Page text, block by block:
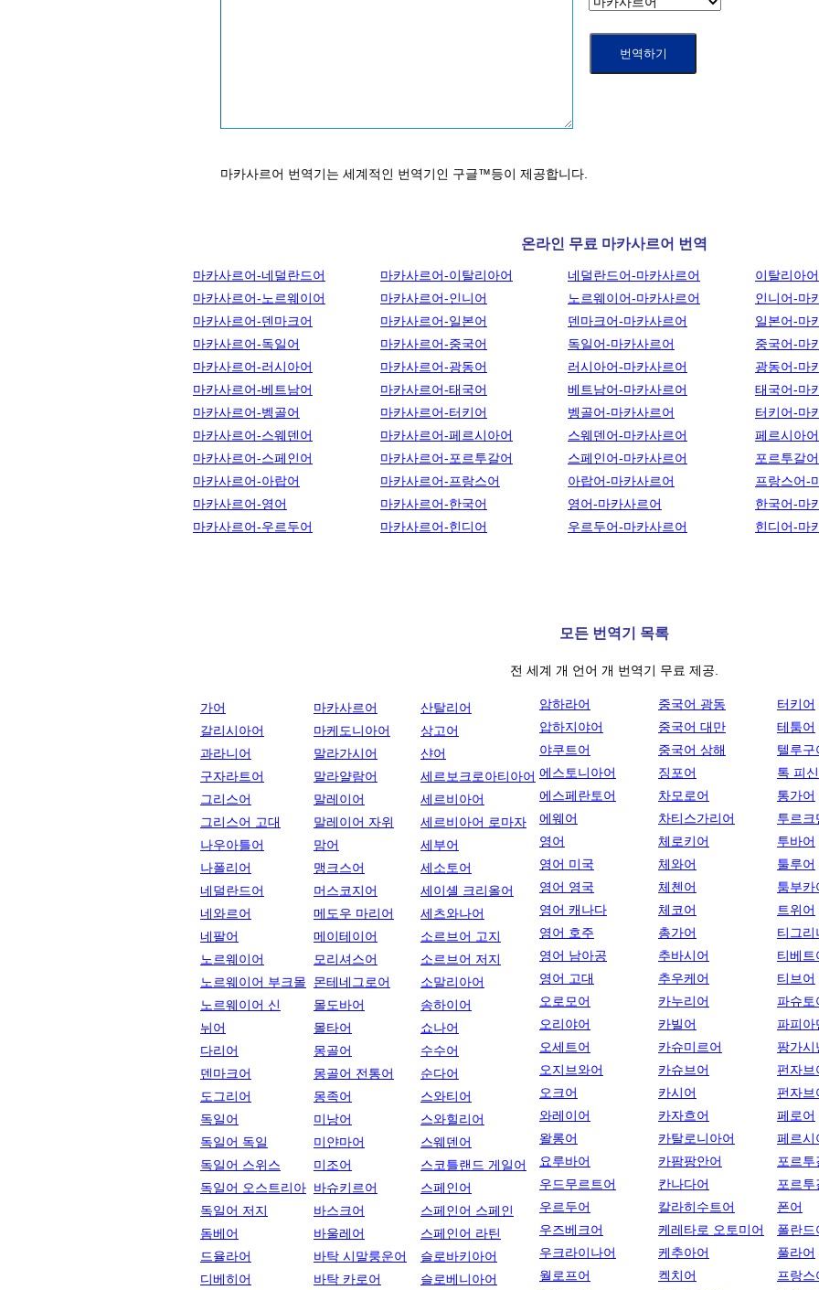
마카사르어 번역기는 세계적인 번역기인 구글™등이 제공합니다.
온라인 무료 마카사르어 번역
마카사르어-네덜란드어
마카사르어-노르웨이어
마카사르어-덴마크어
마카사르어-독일어
마카사르어-러시아어
마카사르어-베트남어
마카사르어-벵골어
마카사르어-스웨덴어
마카사르어-스페인어
마카사르어-아랍어
마카사르어-영어
마카사르어-우르두어
마카사르어-이탈리아어
마카사르어-인니어
마카사르어-일본어
마카사르어-중국어
마카사르어-광동어
마카사르어-태국어
마카사르어-터키어
마카사르어-페르시아어
마카사르어-포르투갈어
마카사르어-프랑스어
마카사르어-한국어
마카사르어-힌디어
네덜란드어-마카사르어
노르웨이어-마카사르어
덴마크어-마카사르어
독일어-마카사르어
러시아어-마카사르어
베트남어-마카사르어
벵골어-마카사르어
스웨덴어-마카사르어
스페인어-마카사르어
아랍어-마카사르어
영어-마카사르어
우르두어-마카사르어
이탈리아
인니어-마
일본어-마
중국어-마
광동어-마
태국어-마
터키어-마
페르시아
포르투갈
프랑스어-
한국어-마
힌디어-마
모든 번역기 목록
전 세계 개 언어 개 번역기 무료 제공.
가어
갈리시아어
과라니어
구자라트어
그리스어
그리스어 고대
나우아틀어
나폴리어
네덜란드어
네와르어
네팔어
노르웨이어
노르웨이어 부크몰
노르웨이어 신
뉘어
다리어
덴마크어
도그리어
독일어
독일어 독일
독일어 스위스
독일어 오스트리아
독일어 저지
돔베어
드율라어
디베히어
마카사르어
마케도니아어
말라가시어
말라얄람어
말레이어
말레이어 자위
맘어
맹크스어
머스코지어
메도우 마리어
메이테이어
모리셔스어
몬테네그로어
몰도바어
몰타어
몽골어
몽골어 전통어
몽족어
미낭어
미얀마어
미조어
바슈키르어
바스크어
바울레어
바탁 시말룽운어
바탁 카로어
산탈리어
상고어
샨어
세르보크로아티아어
세르비아어
세르비아어 로마자
세부어
세소토어
세이셸 크리올어
세츠와나어
소르브어 고지
소르브어 저지
소말리아어
송하이어
쇼나어
수수어
순다어
스와티어
스와힐리어
스웨덴어
스코틀랜드 게일어
스페인어
스페인어 스페인
스페인어 라틴
슬로바키아어
슬로베니아어
암하라어
압하지야어
야쿠트어
에스토니아어
에스페란토어
에웨어
영어
영어 미국
영어 영국
영어 캐나다
영어 호주
영어 남아공
영어 고대
오로모어
오리야어
오세트어
오지브와어
오크어
와레이어
왈롱어
요루바어
우드무르트어
우르두어
우즈베크어
우크라이나어
월로프어
중국어 광동
중국어 대만
중국어 상해
징포어
차모로어
차티스가리어
체로키어
체와어
체첸어
체코어
총가어
추바시어
추우케어
카누리어
카빌어
카슈미르어
카슈브어
카시어
카자흐어
카탈로니아어
카팜팡안어
칸나다어
칼라히수트어
케레타로 오토미어
케추아어
켁치어
터키어
테툼어
텔루구
톡 피
통가어
투르크
투바어
툴루어
툼부카
트위어
티그리
티베트
티브어
파슈토
파피아
팡가시
펀자브
펀자브
페로어
페르시
포르투
포르투
폰어
폴란드
풀라어
프랑스